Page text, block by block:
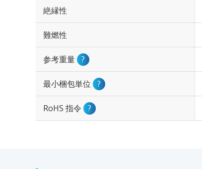
絶縁性
難燃性
参考重量 ?
最小梱包単位 ?
RoHS 指令 ?